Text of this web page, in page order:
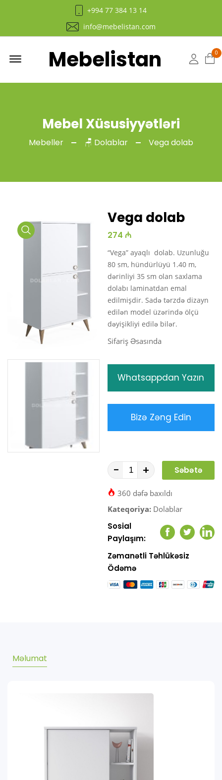
+994 77 384 13 14
info@mebelistan.com
Mebelistan 0
Mebel Xüsusiyyətləri
Mebeller 🪑 Dolablar Vega dolab
Media
Vega dolab
274 ₼
“Vega” ayaqlı dolab. Uzunluğu
80 sm, hündürlüyü 1.40 m,
dərinliyi 35 sm olan saxlama
dolabı laminatdan emal
edilmişdir. Sadə tərzdə dizayn
edilən model üzərində ölçü
dəyişikliyi edilə bilər.
Sifariş Əsasında
Whatsappdan Yazın
Bizə Zəng Edin
- +
Səbətə
360 dəfə baxıldı
Kateqoriya: Dolablar
Sosial
Paylaşım:
Facebook
Twitter
Zəmanətli Təhlükəsiz
Ödəmə
Məlumat